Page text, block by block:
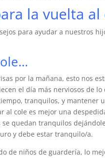
la vuelta al
para ayudar a nuestros
por la mañana, esto nos
el día más nerviosos de
tranquilos, y mantener
al cole es mejor una
quedan tranquilos
y debe estar tranquilo/a.
de niños de guardería, lo